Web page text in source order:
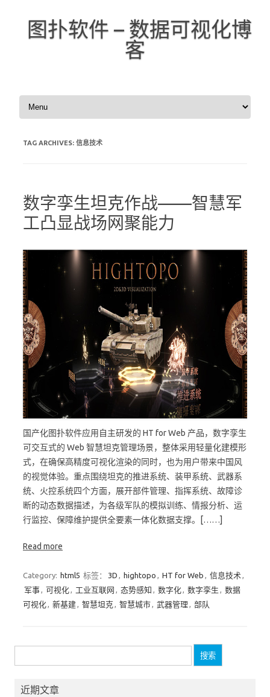
图扑软件 – 数据可视化博
客
Skip to content
TAG ARCHIVES: 信息技术
数字孪生坦克作战——智慧军
工凸显战场网聚能力
国产化图扑软件应用自主研发的 HT for Web 产品，数字孪生
可交互式的 Web 智慧坦克管理场景，整体采用轻量化建模形
式，在确保高精度可视化渲染的同时，也为用户带来中国风
的视觉体验。重点围绕坦克的推进系统、装甲系统、武器系
统、火控系统四个方面，展开部件管理、指挥系统、故障诊
断的动态数据描述，为各级军队的模拟训练、情报分析、运
行监控、保障维护提供全要素一体化数据支撑。[……]
Read more
Category: html5 标签： 3D , hightopo , HT for Web , 信息技术 ,
军事, 可视化, 工业互联网 , 态势感知 , 数字化, 数字孪生 , 数据
可视化, 新基建, 智慧坦克, 智慧城市, 武器管理 , 部队
索：
近期文章